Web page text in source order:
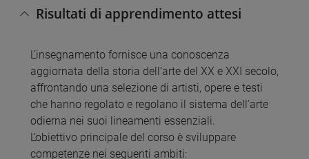
Risultati di apprendimento attesi
L'insegnamento fornisce una conoscenza
aggiornata della storia dell’arte del XX e XXI secolo,
affrontando una selezione di artisti, opere e testi
che hanno regolato e regolano il sistema dell’arte
odierna nei suoi lineamenti essenziali.
L’obiettivo principale del corso è sviluppare
competenze nei seguenti ambiti: